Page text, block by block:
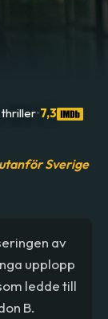
thriller•7,3
Sverige
av
upplopp
ledde till
B.